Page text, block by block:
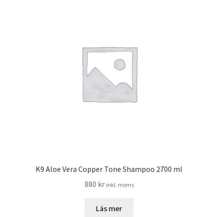
K9 Aloe Vera Copper Tone Shampoo 2700 ml
880 kr inkl. moms
Läs mer